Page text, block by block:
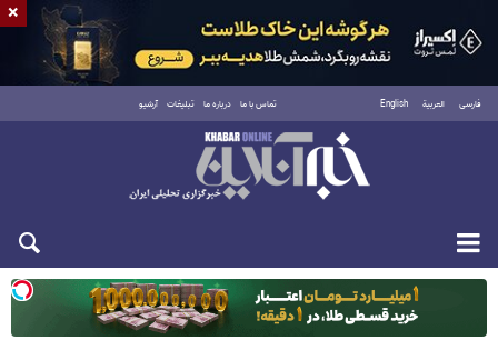
فارسی العربية English تماس با ما درباره ما تبلیغات آرشیو
یکشنبه ۱۸ مرداد ۱۴۰۵
×